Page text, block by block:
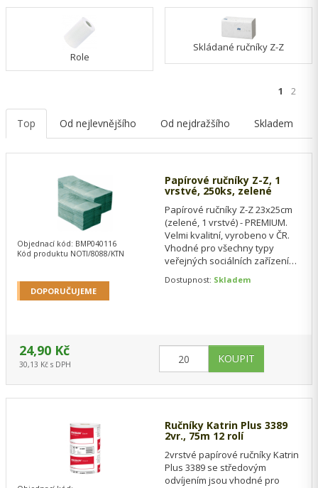
Role
Skládané ručníky Z-Z
1 2
Top Od nejlevnějšího Od nejdražšího Skladem
Papírové ručníky Z-Z, 1
vrstvé, 250ks, zelené
Papírové ručníky Z-Z 23x25cm
(zelené, 1 vrstvé) - PREMIUM.
Velmi kvalitní, vyrobeno v ČR.
Vhodné pro všechny typy
veřejných sociálních zařízení
Dostupnost: Skladem
Objednací kód: BMP040116
Kód produktu NOTI/8088/KTN
24,90 Kč
30,13 Kč s DPH
DOPORUČUJEME
Ručníky Katrin Plus 3389
2vr., 75m 12 rolí
2vrstvé papírové ručníky Katrin
Plus 3389 se středovým
odvíjením jsou vhodné pro